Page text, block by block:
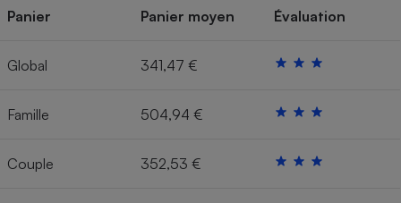
Panier Panier moyen Évaluation
Global 341,47 €
Famille 504,94 €
Couple 352,53 €